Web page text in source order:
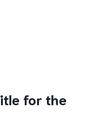
for the